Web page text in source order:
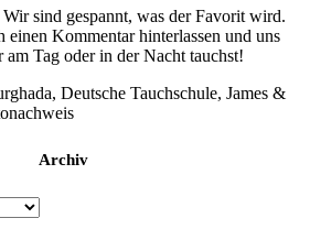
Zurück
sind gespannt, was der Favorit wird.
einen Kommentar hinterlassen und uns
Tag oder in der Nacht tauchst!
Deutsche Tauchschule, James &
Archiv